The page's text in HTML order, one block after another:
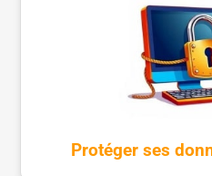
Protéger ses